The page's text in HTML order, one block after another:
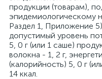
продукции (товарам),
эпидемиологическому
Раздел 1, Приложение
допустимый уровень
5, 0 г (или 1 саше)
волокна - 1, 2 г,
(калорийность) 5, 0 г
14 ккал.